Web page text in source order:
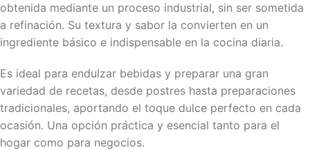
obtenida mediante un proceso industrial, sin ser sometida
a refinación. Su textura y sabor la convierten en un
ingrediente básico e indispensable en la cocina diaria.
Es ideal para endulzar bebidas y preparar una gran
variedad de recetas, desde postres hasta preparaciones
tradicionales, aportando el toque dulce perfecto en cada
ocasión. Una opción práctica y esencial tanto para el
hogar como para negocios.